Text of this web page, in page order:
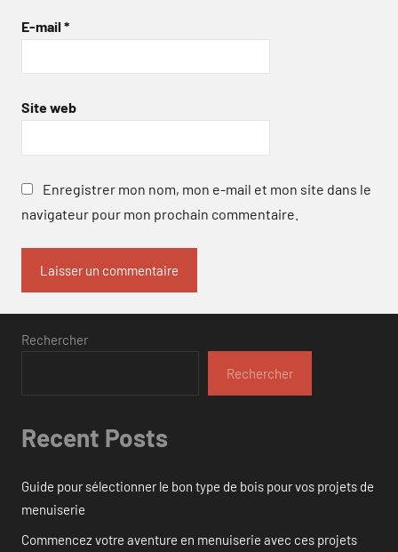
E-mail *
Site web
Enregistrer mon nom, mon e-mail et mon site dans le
navigateur pour mon prochain commentaire.
Rechercher
Rechercher
Recent Posts
Guide pour sélectionner le bon type de bois pour vos projets de
menuiserie
Commencez votre aventure en menuiserie avec ces projets